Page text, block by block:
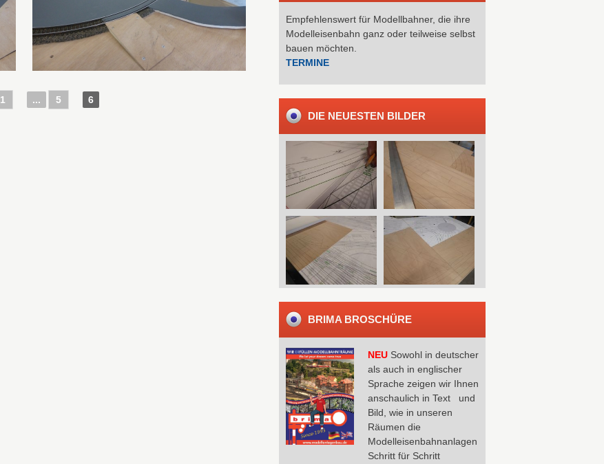
1 ... 5 6
Empfehlenswert für Modellbahner, die ihre
Modelleisenbahn ganz oder teilweise selbst
bauen möchten.
TERMINE
DIE NEUESTEN BILDER
BRIMA BROSCHÜRE
NEU Sowohl in deutscher
als auch in englischer
Sprache zeigen wir Ihnen
anschaulich in Text und
Bild, wie in unseren
Räumen die
Modelleisenbahnanlagen
Schritt für Schritt